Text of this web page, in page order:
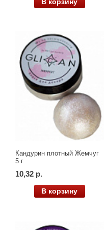
В корзину
Кандурин плотный Жемчуг
5 г
10,32 р.
В корзину